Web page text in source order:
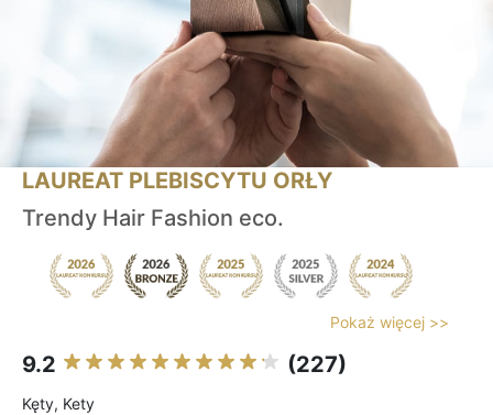
LAUREAT PLEBISCYTU ORŁY
Trendy Hair Fashion eco.
Pokaż więcej >>
9.2 (227)
Kęty, Kety